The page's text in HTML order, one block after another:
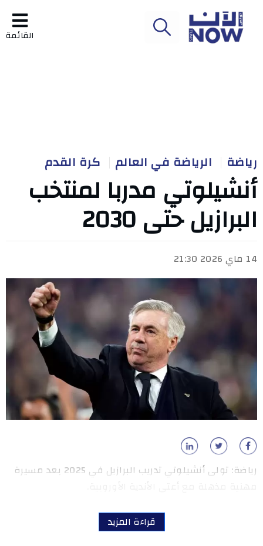
القائمة
رياضة الرياضة في العالم كرة القدم
أنشيلوتي مدربا لمنتخب
البرازيل حتى 2030
14 ماي 2026 21:30
رياضة: تولى أنشيلوتي تدريب البرازيل ‌في 2025 بعد مسيرة
قراءة المزيد